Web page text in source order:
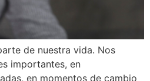
de nuestra vida. Nos
importantes, en
en momentos de cambio